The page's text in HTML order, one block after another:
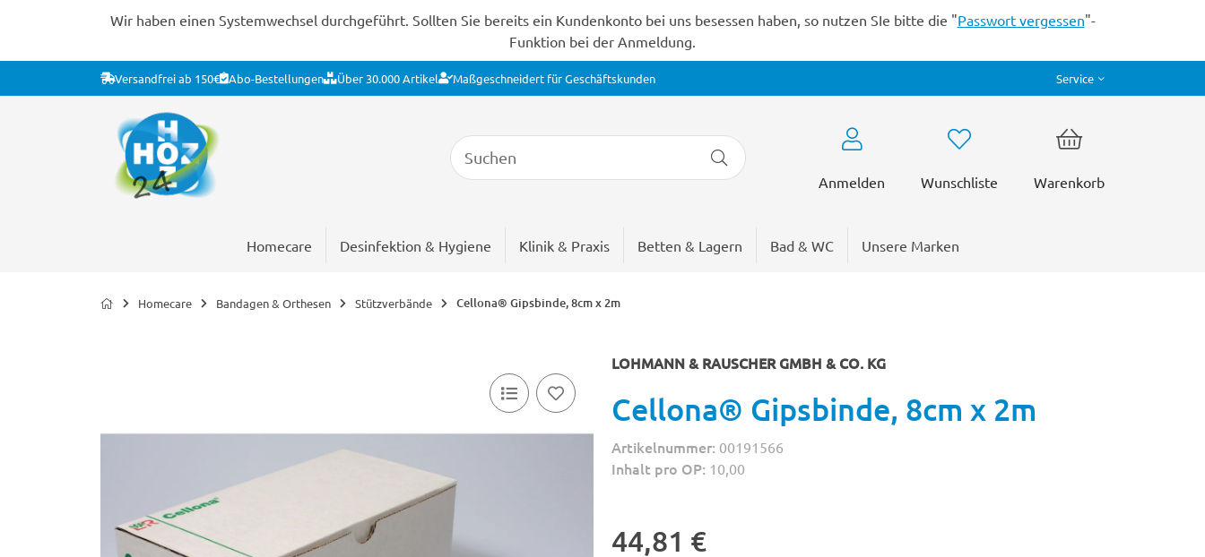
Wir haben einen Systemwechsel durchgeführt. Sollten Sie bereits ein Kundenkonto bei uns besessen haben, so nutzen SIe bitte die "Passwort vergessen"-
Funktion bei der Anmeldung.
Versandfrei ab 150€ Abo-Bestellungen Über 30.000 Artikel Maßgeschneidert für Geschäftskunden Service
Anmelden Wunschliste Warenkorb
Homecare Desinfektion & Hygiene Klinik & Praxis Betten & Lagern Bad & WC Unsere Marken
Homecare Bandagen & Orthesen Stützverbände Cellona® Gipsbinde, 8cm x 2m
LOHMANN & RAUSCHER GMBH & CO. KG
Cellona® Gipsbinde, 8cm x 2m
Artikelnummer: 00191566
Inhalt pro OP: 10,00
44,81 €